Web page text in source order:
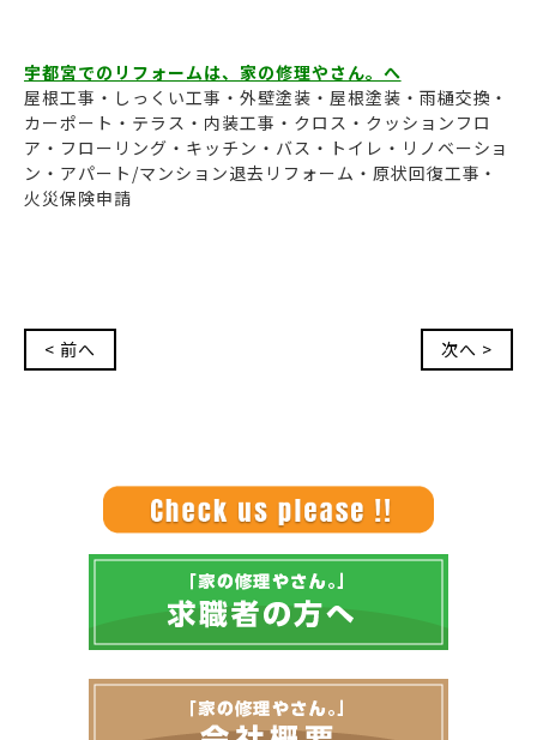
宇都宮でのリフォームは、家の修理やさん。へ
屋根工事・しっくい工事・外壁塗装・屋根塗装・雨樋交換・
カーポート・テラス・内装工事・クロス・クッションフロ
ア・フローリング・キッチン・バス・トイレ・リノベーショ
ン・アパート/マンション退去リフォーム・原状回復工事・
火災保険申請
< 前へ 次へ >